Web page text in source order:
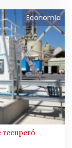
Volker Turk.
Economía
recuperó